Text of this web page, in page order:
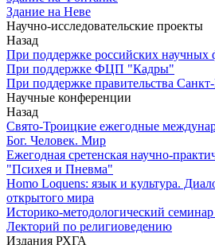
Здание на Неве
Научно-исследовательские проекты
Назад
При поддержке российских научных
При поддержке ФЦП "Кадры"
При поддержке правительства
Научные конференции
Назад
Свято-Троицкие ежегодные
Бог. Человек. Мир
Ежегодная сретенская научно-
"Психея и Пневма"
Homo Loquens: язык и культура.
открытого мира
Историко-методологический
Лекторий по религиоведению
Издания РХГА